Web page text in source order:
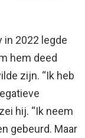
in 2022 legde
hem deed
zijn. “Ik heb
hij. “Ik neem
gebeurd. Maar